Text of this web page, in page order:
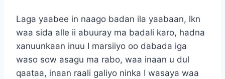
Laga yaabee in naago badan ila yaabaan, lkn
waa sida alle ii abuuray ma badali karo, hadna
xanuunkaan inuu I marsiiyo oo dabada iga
waso sow asagu ma rabo, waa inaan u dul
qaataa, inaan raali galiyo ninka I wasaya waa